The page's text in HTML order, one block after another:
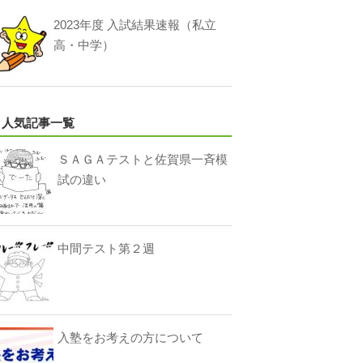
2023年度 入試結果速報（私立
高・中学）
人気記事一覧
ＳＡＧＡテストと佐賀県一斉模
試の違い
中間テスト第２週
入塾をお考えの方について